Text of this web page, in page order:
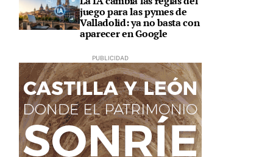
juego para las pymes de
Valladolid: ya no basta con
aparecer en Google